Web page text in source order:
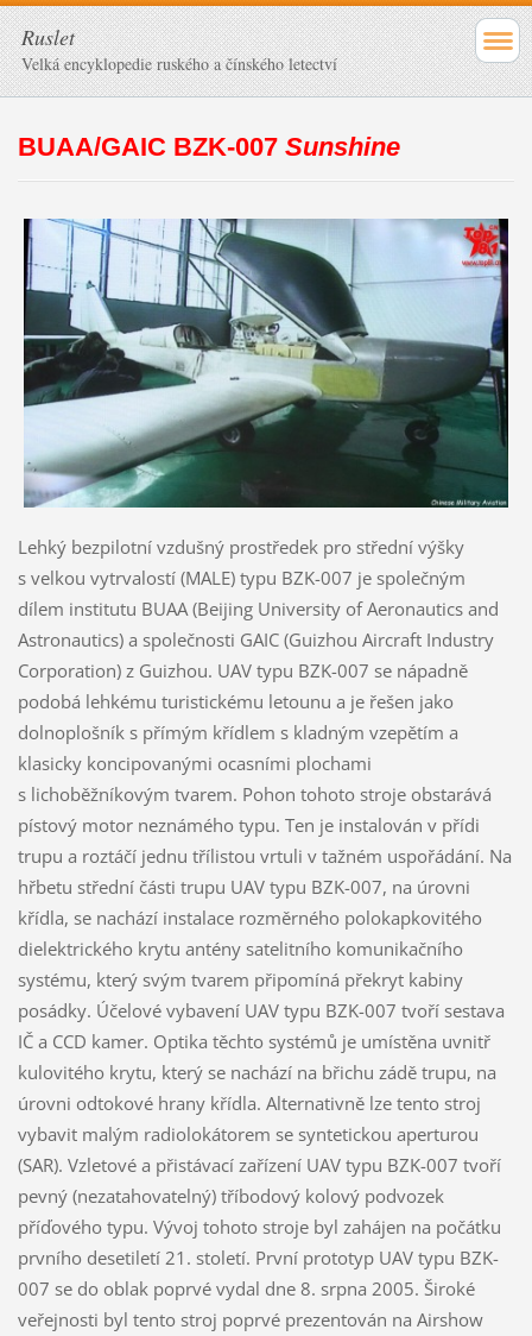
Ruslet
Velká encyklopedie ruského a čínského letectví
BUAA/GAIC BZK-007 Sunshine
Lehký bezpilotní vzdušný prostředek pro střední výšky
s velkou vytrvalostí (MALE) typu BZK-007 je společným
dílem institutu BUAA (Beijing University of Aeronautics and
Astronautics) a společnosti GAIC (Guizhou Aircraft Industry
Corporation) z Guizhou. UAV typu BZK-007 se nápadně
podobá lehkému turistickému letounu a je řešen jako
dolnoplošník s přímým křídlem s kladným vzepětím a
klasicky koncipovanými ocasními plochami
s lichoběžníkovým tvarem. Pohon tohoto stroje obstarává
pístový motor neznámého typu. Ten je instalován v přídi
trupu a roztáčí jednu třílistou vrtuli v tažném uspořádání. Na
hřbetu střední části trupu UAV typu BZK-007, na úrovni
křídla, se nachází instalace rozměrného polokapkovitého
dielektrického krytu antény satelitního komunikačního
systému, který svým tvarem připomíná překryt kabiny
posádky. Účelové vybavení UAV typu BZK-007 tvoří sestava
IČ a CCD kamer. Optika těchto systémů je umístěna uvnitř
kulovitého krytu, který se nachází na břichu zádě trupu, na
úrovni odtokové hrany křídla. Alternativně lze tento stroj
vybavit malým radiolokátorem se syntetickou aperturou
(SAR). Vzletové a přistávací zařízení UAV typu BZK-007 tvoří
pevný (nezatahovatelný) tříbodový kolový podvozek
příďového typu. Vývoj tohoto stroje byl zahájen na počátku
prvního desetiletí 21. století. První prototyp UAV typu BZK-
007 se do oblak poprvé vydal dne 8. srpna 2005. Široké
veřejnosti byl tento stroj poprvé prezentován na Airshow